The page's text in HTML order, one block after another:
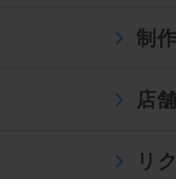
制
店
リ